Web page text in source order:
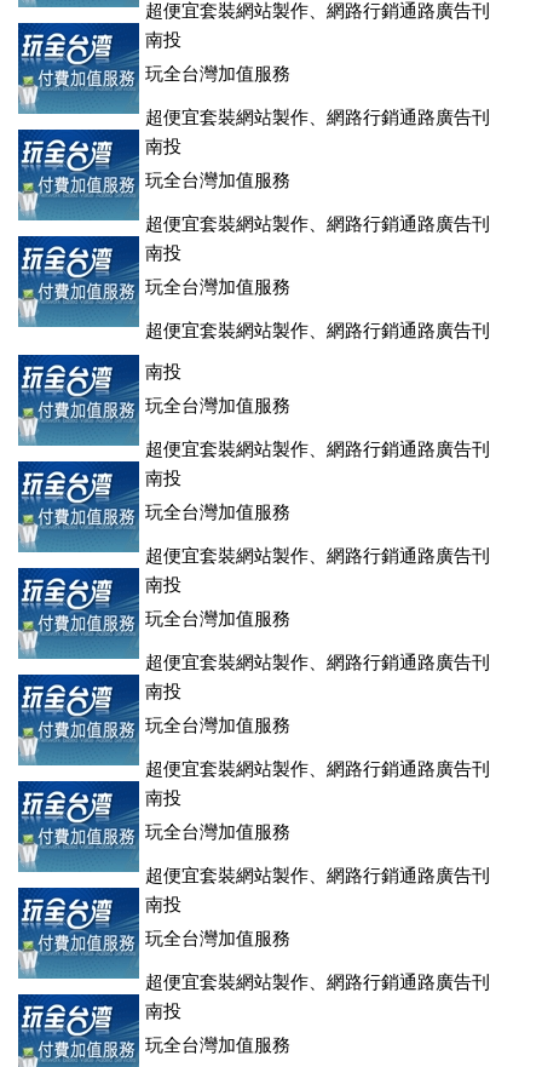
超便宜套裝網站製作、網路行銷通路廣告刊
登、訂房系統、客房委託旅行社銷售，全面優惠中....
南投
玩全台灣加值服務
超便宜套裝網站製作、網路行銷通路廣告刊
登、訂房系統、客房委託旅行社銷售，全面優惠中....
南投
玩全台灣加值服務
超便宜套裝網站製作、網路行銷通路廣告刊
登、訂房系統、客房委託旅行社銷售，全面優惠中....
南投
玩全台灣加值服務
超便宜套裝網站製作、網路行銷通路廣告刊
登、訂房系統、客房委託旅行社銷售，全面優惠中....
南投
玩全台灣加值服務
超便宜套裝網站製作、網路行銷通路廣告刊
登、訂房系統、客房委託旅行社銷售，全面優惠中....
南投
玩全台灣加值服務
超便宜套裝網站製作、網路行銷通路廣告刊
登、訂房系統、客房委託旅行社銷售，全面優惠中....
南投
玩全台灣加值服務
超便宜套裝網站製作、網路行銷通路廣告刊
登、訂房系統、客房委託旅行社銷售，全面優惠中....
南投
玩全台灣加值服務
超便宜套裝網站製作、網路行銷通路廣告刊
登、訂房系統、客房委託旅行社銷售，全面優惠中....
南投
玩全台灣加值服務
超便宜套裝網站製作、網路行銷通路廣告刊
登、訂房系統、客房委託旅行社銷售，全面優惠中....
南投
玩全台灣加值服務
超便宜套裝網站製作、網路行銷通路廣告刊
登、訂房系統、客房委託旅行社銷售，全面優惠中....
南投
玩全台灣加值服務